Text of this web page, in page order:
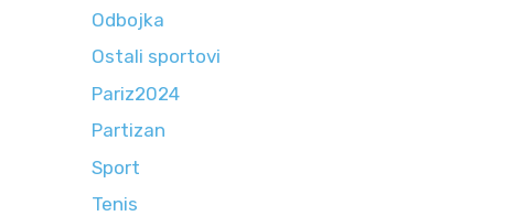
Odbojka
Ostali sportovi
Pariz2024
Partizan
Sport
Tenis